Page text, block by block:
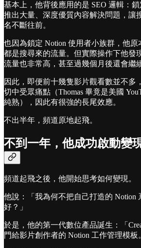
基本上，他背後應用的是 SEO 邏輯：鎖
推出大量、深度優質內容解決問題，讓
名不斷往前。
也因為鎖定 Notion 使用者小族群，他
都是搜尋來的流量。但實際操作下他發
流量也非常高，甚至過幾個月後還會繼
因此，即便前十幾隻影片觀看數並不多
切中受眾痛點（Thomas 畢竟是美國
純熟），因此有很強的長尾效應。
不出半年，頻道原地起飛。
不到一年，他成功啟動變
頻道起飛之後，他開始思考如何變現。
他說：「我為何不把自己打造的 Notion
好？」
於是，他的第一代數位產品誕生：「
門給影片創作者的 Notion 工作管理模板